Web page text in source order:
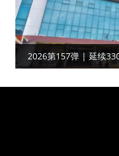
2026第157弹 | 延续
户达成工厂目视化合作